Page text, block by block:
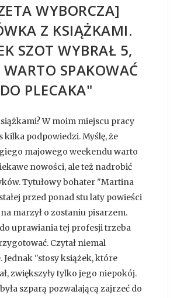
WYBORCZA]
Z KSIĄŻKAMI.
SZOT WYBRAŁ 5,
WARTO SPAKOWAĆ
DO PLECAKA"
W moim miejscu pracy
kilka podpowiedzi. Myślę, że
majowego weekendu warto
nowości, ale też nadrobić
Tytułowy bohater "Martina
przed ponad stu laty powieści
marzył o zostaniu pisarzem.
do uprawiania tej profesji trzeba
Czytał niemal
Jednak "stosy książek, które
zwiększyły tylko jego niepokój.
szparą pozwalającą zajrzeć do